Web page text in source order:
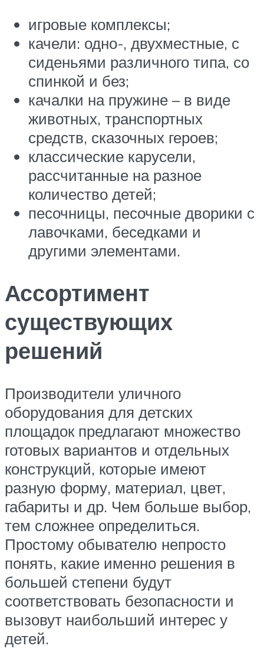
игровые комплексы;
качели: одно-, двухместные, с
сиденьями различного типа, со
спинкой и без;
качалки на пружине – в виде
животных, транспортных
средств, сказочных героев;
классические карусели,
рассчитанные на разное
количество детей;
песочницы, песочные дворики с
лавочками, беседками и
другими элементами.
Ассортимент
существующих
решений
Производители уличного
оборудования для детских
площадок предлагают множество
готовых вариантов и отдельных
конструкций, которые имеют
разную форму, материал, цвет,
габариты и др. Чем больше выбор,
тем сложнее определиться.
Простому обывателю непросто
понять, какие именно решения в
большей степени будут
соответствовать безопасности и
вызовут наибольший интерес у
детей.